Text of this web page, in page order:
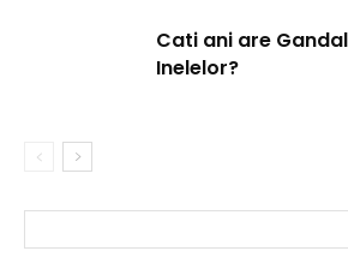
Cati ani are
Inelelor?